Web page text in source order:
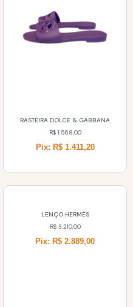
RASTEIRA DOLCE & GABBANA
R$1.568,00
Pix: R$ 1.411,20
LENÇO HERMÈS
R$3.210,00
Pix: R$ 2.889,00